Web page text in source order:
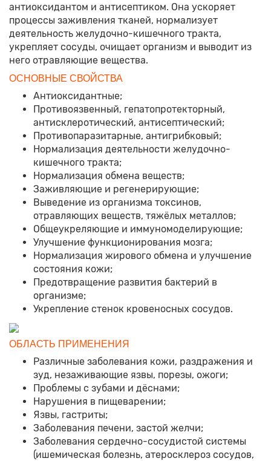
антиоксидантом и антисептиком. Она ускоряет
процессы заживления тканей, нормализует
деятельность желудочно-кишечного тракта,
укрепляет сосуды, очищает организм и выводит из
него отравляющие вещества.
ОСНОВНЫЕ СВОЙСТВА
Антиоксидантные;
Противоязвенный, гепатопротекторный,
антисклеротический, антисептический;
Противопаразитарные, антигрибковый;
Нормализация деятельности желудочно-
кишечного тракта;
Нормализация обмена веществ;
Заживляющие и регенерирующие;
Выведение из организма токсинов,
отравляющих веществ, тяжёлых металлов;
Общеукреляющие и иммуномоделирующие;
Улучшение функционирования мозга;
Нормализация жирового обмена и улучшение
состояния кожи;
Предотвращение развития бактерий в
организме;
Укрепление стенок кровеносных сосудов.
ОБЛАСТЬ ПРИМЕНЕНИЯ
Различные заболевания кожи, раздражения и
зуд, незаживающие язвы, порезы, ожоги;
Проблемы с зубами и дёснами;
Нарушения в пищеварении;
Язвы, гастриты;
Заболевания печени, застой желчи;
Заболевания сердечно-сосудистой системы
(ишемическая болезнь, атеросклероз сосудов,